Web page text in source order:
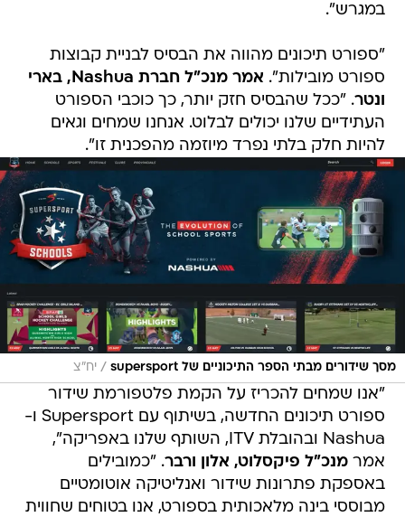
במגרש".
"ספורט תיכונים מהווה את הבסיס לבניית קבוצות
ספורט מובילות".
אמר מנכ"ל חברת Nashua, בארי
ונטר. "ככל שהבסיס חזק יותר, כך כוכבי הספורט
העתידיים שלנו יכולים לבלוט. אנחנו שמחים וגאים
להיות חלק בלתי נפרד מיוזמה מהפכנית זו".
מסך שידורים מבתי הספר התיכוניים של supersport / יח"צ
"אנו שמחים להכריז על הקמת פלטפורמת שידור
ספורט תיכונים החדשה, בשיתוף עם Supersport ו-
Nashua ובהובלת ITV, השותף שלנו באפריקה",
אמרמנכ"ל פיקסלוט, אלון ורבר. "כמובילים
באספקת פתרונות שידור ואנליטיקה אוטומטיים
מבוססי בינה מלאכותית בספורט, אנו בטוחים שחווית